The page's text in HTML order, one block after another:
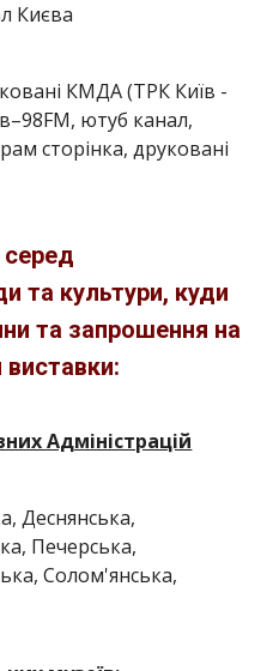
Києва
КМДА (ТРК Київ -
ютуб канал,
сторінка, друковані
та культури, куди
та запрошення на
виставки:
Адміністрацій
Деснянська,
Печерська,
Солом'янська,